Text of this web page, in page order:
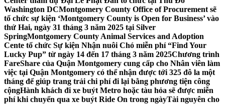
Washington DCMontgomery County Office of Procurement sẽ
tổ chức sự kiện ‘Montgomery County is Open for Business’ vào
thứ Hai, ngày 31 tháng 3 năm 2025 tại Silver
SpringMontgomery County Animal Services and Adoption
Cente tổ chức Sự kiện Nhận nuôi Chó miễn phí “Find Your
Lucky Pup” từ ngày 14 đến 17 tháng 3 năm 2025Chương trình
FareShare của Quận Montgomery cung cấp cho Nhân viên làm
việc tại Quận Montgomery có thể nhận được tới 325 đô la một
tháng để giúp trang trải chi phí đi lại bằng phương tiện công
cộngHành khách đi xe buýt Metro hoặc tàu hỏa sẽ được miễn
phí khi chuyển qua xe buýt Ride On trong ngàyTài nguyên cho